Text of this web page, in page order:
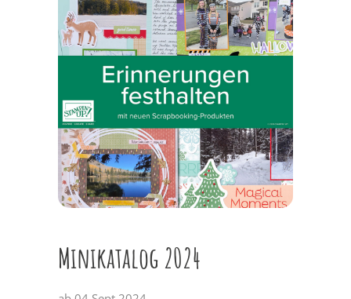
Minikatalog 2024